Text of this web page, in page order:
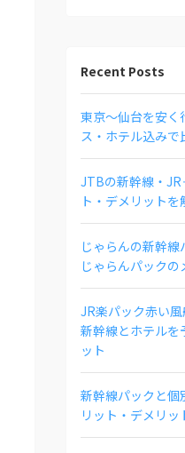
Recent Posts
東京〜仙台を安く
ス・ホテル込みで
JTBの新幹線・JR
ト・デメリットを
じゃらんの新幹
じゃらんパック
JR楽パック赤い
新幹線とホテルを
ット
新幹線パックと個
リット・デメリッ